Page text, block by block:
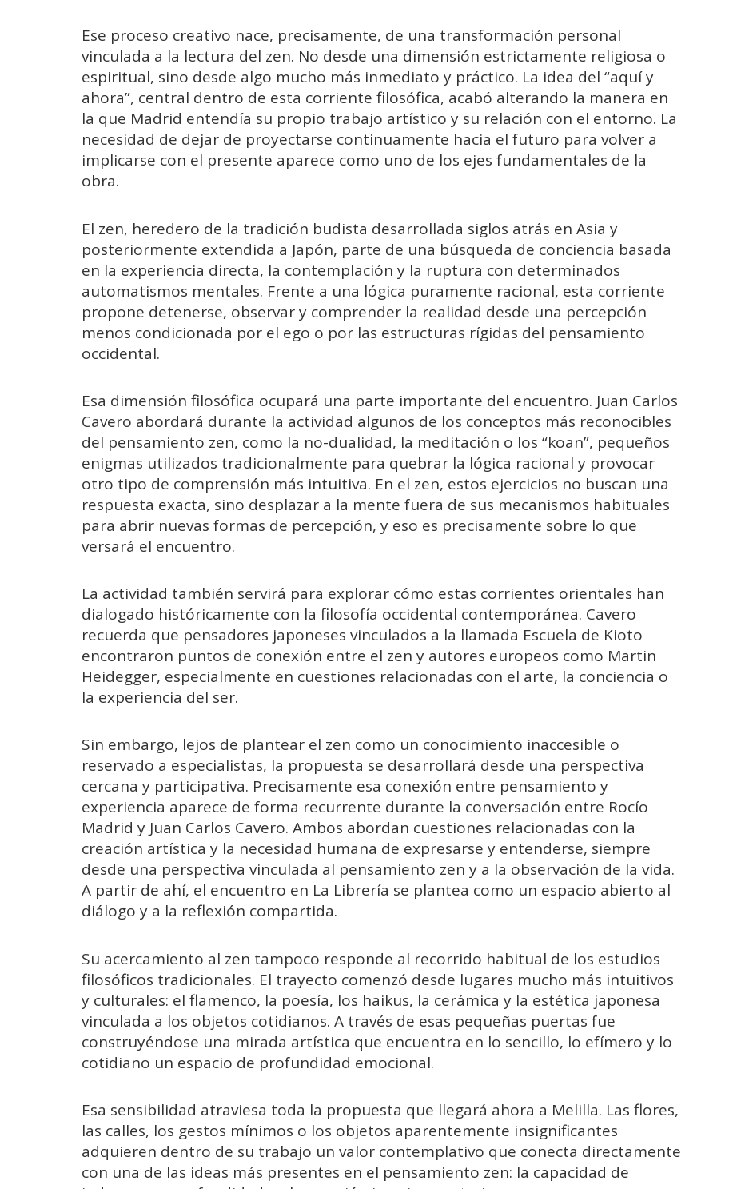
Ese proceso creativo nace, precisamente, de una transformación personal
vinculada a la lectura del zen. No desde una dimensión estrictamente religiosa o
espiritual, sino desde algo mucho más inmediato y práctico. La idea del “aquí y
ahora”, central dentro de esta corriente filosófica, acabó alterando la manera en
la que Madrid entendía su propio trabajo artístico y su relación con el entorno. La
necesidad de dejar de proyectarse continuamente hacia el futuro para volver a
implicarse con el presente aparece como uno de los ejes fundamentales de la
obra.
El zen, heredero de la tradición budista desarrollada siglos atrás en Asia y
posteriormente extendida a Japón, parte de una búsqueda de conciencia basada
en la experiencia directa, la contemplación y la ruptura con determinados
automatismos mentales. Frente a una lógica puramente racional, esta corriente
propone detenerse, observar y comprender la realidad desde una percepción
menos condicionada por el ego o por las estructuras rígidas del pensamiento
occidental.
Esa dimensión filosófica ocupará una parte importante del encuentro. Juan Carlos
Cavero abordará durante la actividad algunos de los conceptos más reconocibles
del pensamiento zen, como la no-dualidad, la meditación o los “koan”, pequeños
enigmas utilizados tradicionalmente para quebrar la lógica racional y provocar
otro tipo de comprensión más intuitiva. En el zen, estos ejercicios no buscan una
respuesta exacta, sino desplazar a la mente fuera de sus mecanismos habituales
para abrir nuevas formas de percepción, y eso es precisamente sobre lo que
versará el encuentro.
La actividad también servirá para explorar cómo estas corrientes orientales han
dialogado históricamente con la filosofía occidental contemporánea. Cavero
recuerda que pensadores japoneses vinculados a la llamada Escuela de Kioto
encontraron puntos de conexión entre el zen y autores europeos como Martin
Heidegger, especialmente en cuestiones relacionadas con el arte, la conciencia o
la experiencia del ser.
Sin embargo, lejos de plantear el zen como un conocimiento inaccesible o
reservado a especialistas, la propuesta se desarrollará desde una perspectiva
cercana y participativa. Precisamente esa conexión entre pensamiento y
experiencia aparece de forma recurrente durante la conversación entre Rocío
Madrid y Juan Carlos Cavero. Ambos abordan cuestiones relacionadas con la
creación artística y la necesidad humana de expresarse y entenderse, siempre
desde una perspectiva vinculada al pensamiento zen y a la observación de la vida.
A partir de ahí, el encuentro en La Librería se plantea como un espacio abierto al
diálogo y a la reflexión compartida.
Su acercamiento al zen tampoco responde al recorrido habitual de los estudios
filosóficos tradicionales. El trayecto comenzó desde lugares mucho más intuitivos
y culturales: el flamenco, la poesía, los haikus, la cerámica y la estética japonesa
vinculada a los objetos cotidianos. A través de esas pequeñas puertas fue
construyéndose una mirada artística que encuentra en lo sencillo, lo efímero y lo
cotidiano un espacio de profundidad emocional.
Esa sensibilidad atraviesa toda la propuesta que llegará ahora a Melilla. Las flores,
las calles, los gestos mínimos o los objetos aparentemente insignificantes
adquieren dentro de su trabajo un valor contemplativo que conecta directamente
con una de las ideas más presentes en el pensamiento zen: la capacidad de